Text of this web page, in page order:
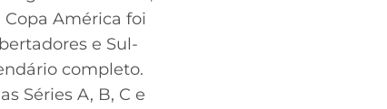
América foi
e Sul-
completo.
Séries A, B, C e